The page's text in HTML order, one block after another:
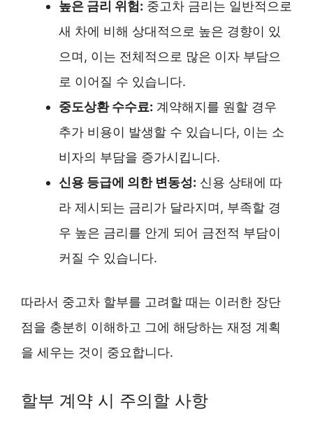
높은 금리 위험: 중고차 금리는 일반적으로
새 차에 비해 상대적으로 높은 경향이 있
으며, 이는 전체적으로 많은 이자 부담으
로 이어질 수 있습니다.
중도상환 수수료: 계약해지를 원할 경우
추가 비용이 발생할 수 있습니다, 이는 소
비자의 부담을 증가시킵니다.
신용 등급에 의한 변동성: 신용 상태에 따
라 제시되는 금리가 달라지며, 부족할 경
우 높은 금리를 안게 되어 금전적 부담이
커질 수 있습니다.
따라서 중고차 할부를 고려할 때는 이러한 장단
점을 충분히 이해하고 그에 해당하는 재정 계획
을 세우는 것이 중요합니다.
할부 계약 시 주의할 사항